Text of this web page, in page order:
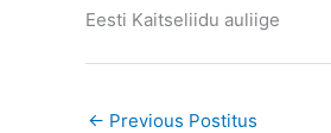
Eesti Kaitseliidu auliige
← Previous Postitus